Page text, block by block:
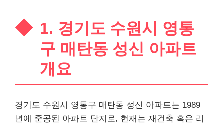
1. 경기도 수원시 영통
구 매탄동 성신 아파트
개요
경기도 수원시 영통구 매탄동 성신 아파트는 1989
년에 준공된 아파트 단지로, 현재는 재건축 혹은 리